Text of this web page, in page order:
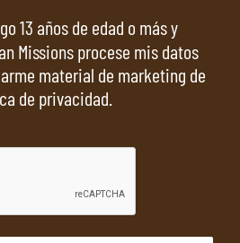
13 años de edad o más y
Missions procese mis datos
material de marketing de
de privacidad